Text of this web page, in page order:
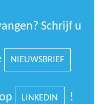
Schrijf u
NIEUWSBRIEF
LINKEDIN !